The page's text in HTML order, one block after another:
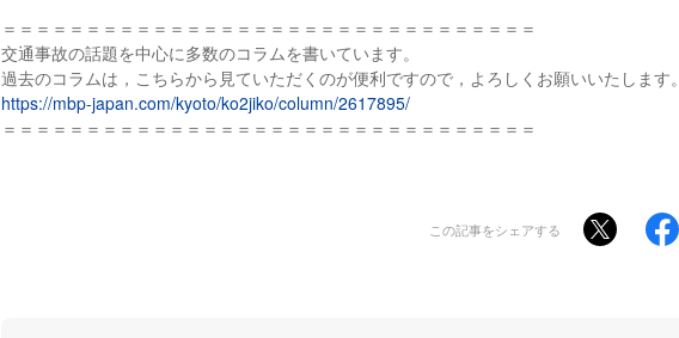
＝＝＝＝＝＝＝＝＝＝＝＝＝＝＝＝＝＝＝＝＝＝＝＝＝＝＝＝＝＝＝＝
交通事故の話題を中心に多数のコラムを書いています。
過去のコラムは，こちらから見ていただくのが便利ですので，よろしくお願いいたします。
https://mbp-japan.com/kyoto/ko2jiko/column/2617895/
＝＝＝＝＝＝＝＝＝＝＝＝＝＝＝＝＝＝＝＝＝＝＝＝＝＝＝＝＝＝＝＝
この記事をシェアする